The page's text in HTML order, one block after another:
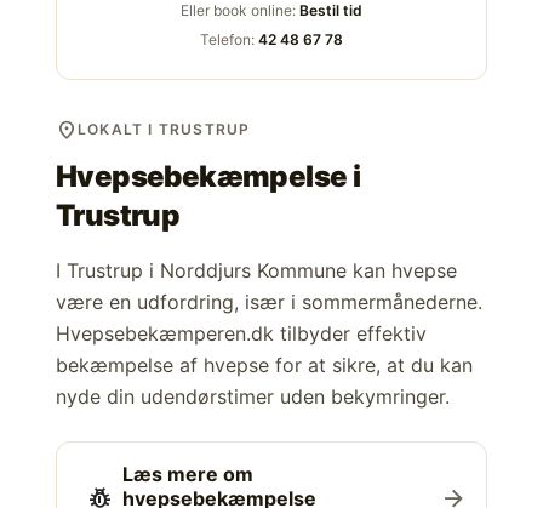
Eller book online: Bestil tid
Telefon: 42 48 67 78
location_on LOKALT I TRUSTRUP
Hvepsebekæmpelse i
Trustrup
I Trustrup i Norddjurs Kommune kan hvepse
være en udfordring, især i sommermånederne.
Hvepsebekæmperen.dk tilbyder effektiv
bekæmpelse af hvepse for at sikre, at du kan
nyde din udendørstimer uden bekymringer.
pest_control
Læs mere om
hvepsebekæmpelse
arrow_forward